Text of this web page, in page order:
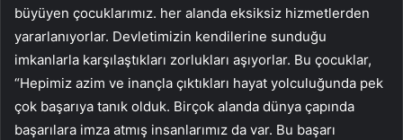
büyüyen çocuklarımız. her alanda eksiksiz hizmetlerden
yararlanıyorlar. Devletimizin kendilerine sunduğu
imkanlarla karşılaştıkları zorlukları aşıyorlar. Bu çocuklar,
“Hepimiz azim ve inançla çıktıkları hayat yolculuğunda pek
çok başarıya tanık olduk. Birçok alanda dünya çapında
başarılara imza atmış insanlarımız da var. Bu başarı